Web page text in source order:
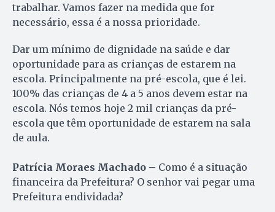
trabalhar. Vamos fazer na medida que for
necessário, essa é a nossa prioridade.
Dar um mínimo de dignidade na saúde e dar
oportunidade para as crianças de estarem na
escola. Principalmente na pré-escola, que é lei.
100% das crianças de 4 a 5 anos devem estar na
escola. Nós temos hoje 2 mil crianças da pré-
escola que têm oportunidade de estarem na sala
de aula.
Patrícia Moraes Machado – Como é a situação
financeira da Prefeitura? O senhor vai pegar uma
Prefeitura endividada?